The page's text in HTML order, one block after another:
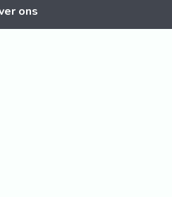
ons